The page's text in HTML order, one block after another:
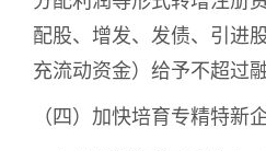
配股、增发、发债、引进
充流动资金）给予不超过
（四）加快培育专精特新